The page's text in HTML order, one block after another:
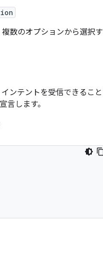
数のオプションから選択す
ンテントを受信できること
します。